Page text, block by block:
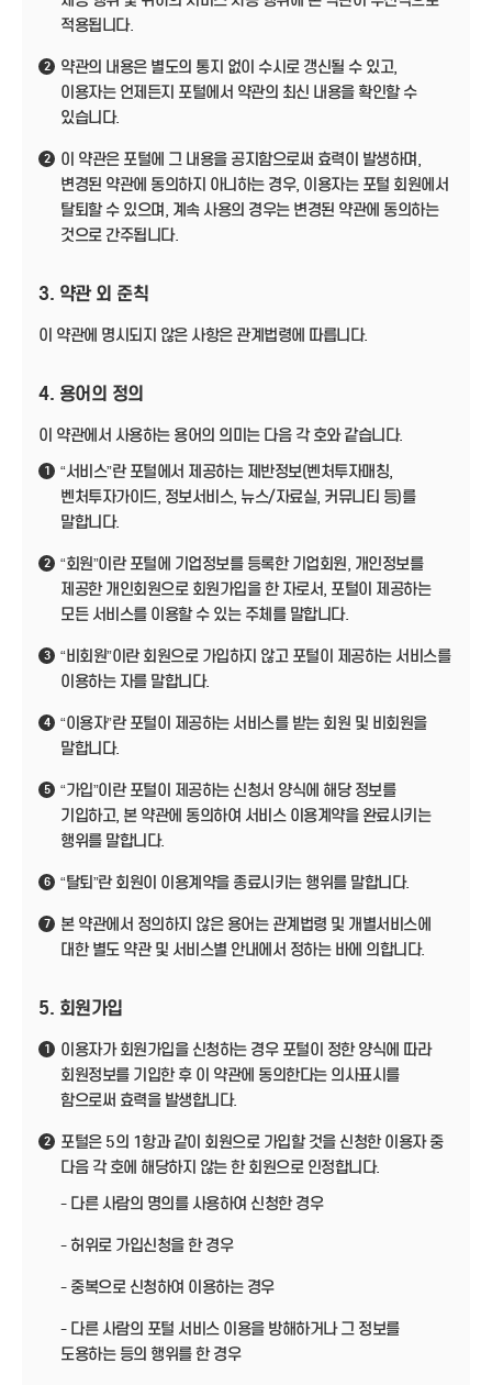
적용됩니다.
2
약관의 내용은 별도의 통지 없이 수시로 갱신될 수 있고,
이용자는 언제든지 포털에서 약관의 최신 내용을 확인할 수
있습니다.
2
이 약관은 포털에 그 내용을 공지함으로써 효력이 발생하며,
변경된 약관에 동의하지 아니하는 경우, 이용자는 포털 회원에서
탈퇴할 수 있으며, 계속 사용의 경우는 변경된 약관에 동의하는
것으로 간주됩니다.
3. 약관 외 준칙
이 약관에 명시되지 않은 사항은 관계법령에 따릅니다.
4. 용어의 정의
이 약관에서 사용하는 용어의 의미는 다음 각 호와 같습니다.
1
“서비스”란 포털에서 제공하는 제반정보(벤처투자매칭,
벤처투자가이드, 정보서비스, 뉴스/자료실, 커뮤니티 등)를
말합니다.
2
“회원”이란 포털에 기업정보를 등록한 기업회원, 개인정보를
제공한 개인회원으로 회원가입을 한 자로서, 포털이 제공하는
모든 서비스를 이용할 수 있는 주체를 말합니다.
3
“비회원”이란 회원으로 가입하지 않고 포털이 제공하는 서비스를
이용하는 자를 말합니다.
4
“이용자”란 포털이 제공하는 서비스를 받는 회원 및 비회원을
말합니다.
5
“가입”이란 포털이 제공하는 신청서 양식에 해당 정보를
기입하고, 본 약관에 동의하여 서비스 이용계약을 완료시키는
행위를 말합니다.
6 “탈퇴”란 회원이 이용계약을 종료시키는 행위를 말합니다.
7
본 약관에서 정의하지 않은 용어는 관계법령 및 개별서비스에
대한 별도 약관 및 서비스별 안내에서 정하는 바에 의합니다.
5. 회원가입
1
이용자가 회원가입을 신청하는 경우 포털이 정한 양식에 따라
회원정보를 기입한 후 이 약관에 동의한다는 의사표시를
함으로써 효력을 발생합니다.
2
포털은 5의 1항과 같이 회원으로 가입할 것을 신청한 이용자 중
다음 각 호에 해당하지 않는 한 회원으로 인정합니다.
- 다른 사람의 명의를 사용하여 신청한 경우
- 허위로 가입신청을 한 경우
- 중복으로 신청하여 이용하는 경우
- 다른 사람의 포털 서비스 이용을 방해하거나 그 정보를
도용하는 등의 행위를 한 경우